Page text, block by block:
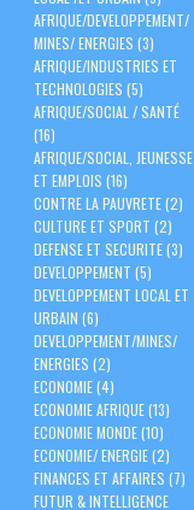
AFRIQUE/DEVELOPPEMENT/
MINES/ ENERGIES (3)
AFRIQUE/INDUSTRIES ET
TECHNOLOGIES (5)
AFRIQUE/SOCIAL / SANTÉ
(16)
AFRIQUE/SOCIAL, JEUNESSE
ET EMPLOIS (16)
CONTRE LA PAUVRETE(2)
CULTURE ET SPORT (2)
DEFENSE ET SECURITE(3)
DEVELOPPEMENT (5)
DEVELOPPEMENT LOCAL ET
URBAIN (6)
DEVELOPPEMENT/MINES/
ENERGIES (2)
ECONOMIE(4)
ECONOMIE AFRIQUE(13)
ECONOMIE MONDE(10)
ECONOMIE/ ENERGIE(2)
FINANCES ET AFFAIRES (7)
FUTUR & INTELLIGENCE